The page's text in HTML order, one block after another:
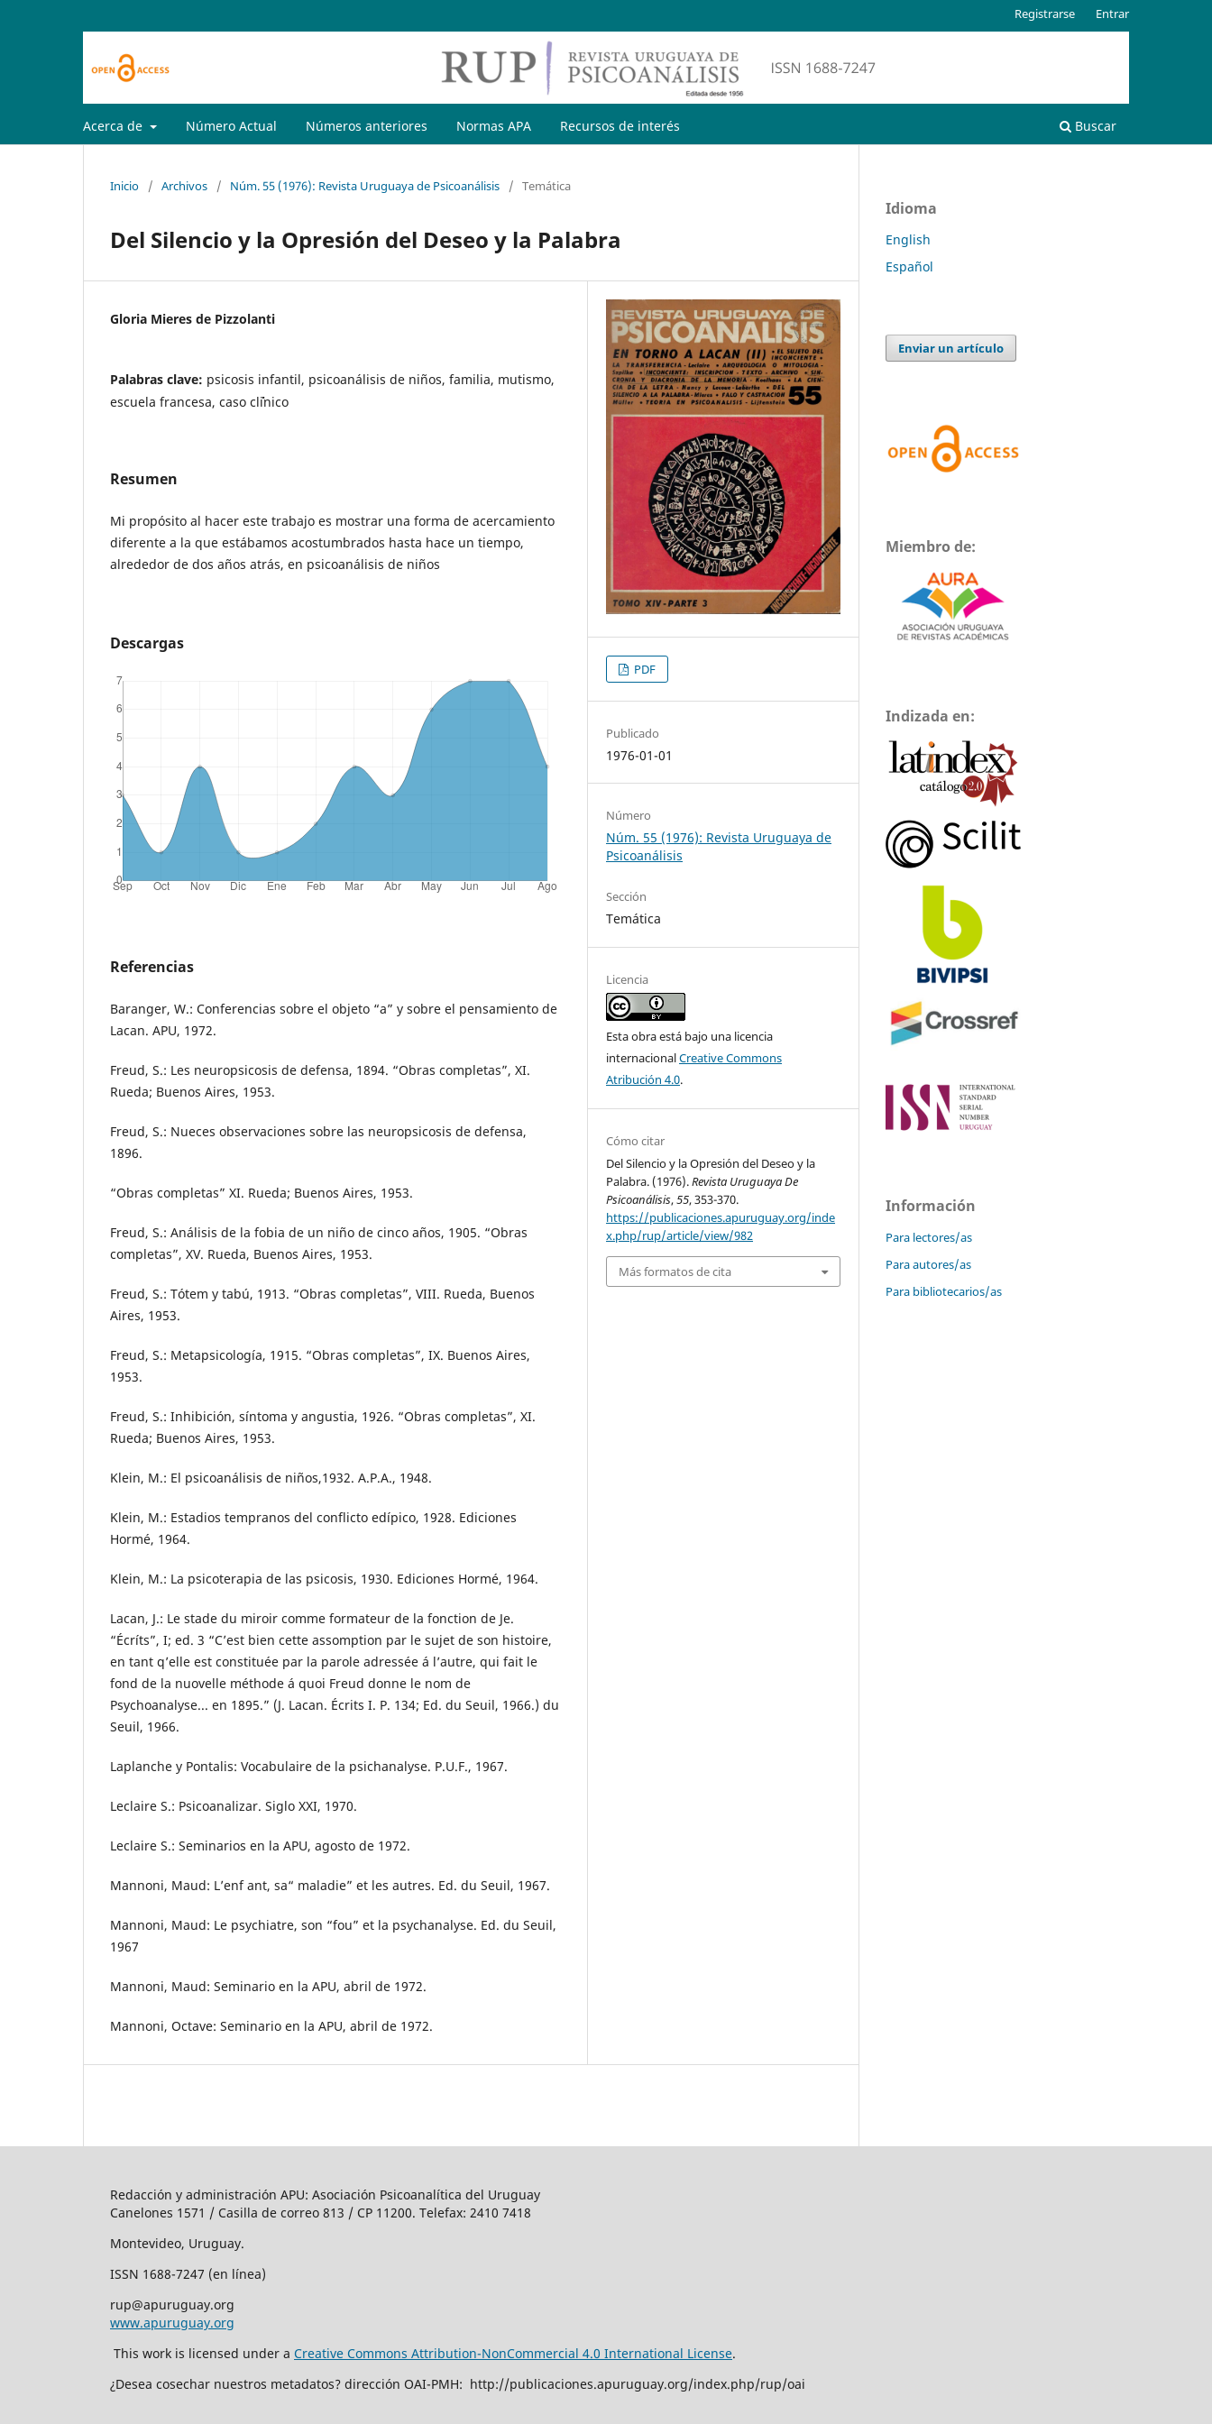
Acerca de Número Actual Números anteriores Normas APA Recursos de interés Buscar
Registrarse Entrar
Inicio / Archivos / Núm. 55 (1976): Revista Uruguaya de Psicoanálisis / Temática
Del Silencio y la Opresión del Deseo y la Palabra
Gloria Mieres de Pizzolanti
Palabras clave: psicosis infantil, psicoanálisis de niños, familia, mutismo,
escuela francesa, caso cl`´inico
Resumen
Mi propósito al hacer este trabajo es mostrar una forma de acercamiento
diferente a la que estábamos acostumbrados hasta hace un tiempo,
alrededor de dos años atrás, en psicoanálisis de niños
Descargas
Referencias
Baranger, W.: Conferencias sobre el objeto “a” y sobre el pensamiento de
Lacan. APU, 1972.
Freud, S.: Les neuropsicosis de defensa, 1894. “Obras completas”, XI.
Rueda; Buenos Aires, 1953.
Freud, S.: Nueces observaciones sobre las neuropsicosis de defensa,
1896.
“Obras completas” XI. Rueda; Buenos Aires, 1953.
Freud, S.: Análisis de la fobia de un niño de cinco años, 1905. “Obras
completas”, XV. Rueda, Buenos Aires, 1953.
Freud, S.: Tótem y tabú, 1913. “Obras completas”, VIII. Rueda, Buenos
Aires, 1953.
Freud, S.: Metapsicología, 1915. “Obras completas”, IX. Buenos Aires,
1953.
Freud, S.: Inhibición, síntoma y angustia, 1926. “Obras completas”, XI.
Rueda; Buenos Aires, 1953.
Klein, M.: El psicoanálisis de niños,1932. A.P.A., 1948.
Klein, M.: Estadios tempranos del conflicto edípico, 1928. Ediciones
Hormé, 1964.
Klein, M.: La psicoterapia de las psicosis, 1930. Ediciones Hormé, 1964.
Lacan, J.: Le stade du miroir comme formateur de la fonction de Je.
“Écríts”, I; ed. 3 “C’est bien cette assomption par le sujet de son histoire,
en tant q’elle est constituée par la parole adressée á l’autre, qui fait le
fond de la nuovelle méthode á quoi Freud donne le nom de
Psychoanalyse... en 1895.” (J. Lacan. Écrits I. P. 134; Ed. du Seuil, 1966.) du
Seuil, 1966.
Laplanche y Pontalis: Vocabulaire de la psichanalyse. P.U.F., 1967.
Leclaire S.: Psicoanalizar. Siglo XXI, 1970.
Leclaire S.: Seminarios en la APU, agosto de 1972.
Mannoni, Maud: L’enf ant, sa“ maladie” et les autres. Ed. du Seuil, 1967.
Mannoni, Maud: Le psychiatre, son “fou” et la psychanalyse. Ed. du Seuil,
1967
Mannoni, Maud: Seminario en la APU, abril de 1972.
Mannoni, Octave: Seminario en la APU, abril de 1972.
PDF
Publicado
1976-01-01
Número
Núm. 55 (1976): Revista Uruguaya de
Psicoanálisis
Sección
Temática
Licencia
Esta obra está bajo una licencia
internacionalCreative Commons
Atribución 4.0.
Cómo citar
Del Silencio y la Opresión del Deseo y la
Palabra. (1976).Revista Uruguaya De
Psicoanálisis,55, 353-370.
https://publicaciones.apuruguay.org/inde
x.php/rup/article/view/982
Más formatos de cita
Idioma
English
Español
Enviar un artículo
Miembro de:
Indizada en:
Información
Para lectores/as
Para autores/as
Para bibliotecarios/as
Redacción y administración APU: Asociación Psicoanalítica del Uruguay
Canelones 1571 / Casilla de correo 813 / CP 11200. Telefax: 2410 7418
Montevideo, Uruguay.
ISSN 1688-7247 (en línea)
rup@apuruguay.org
www.apuruguay.org
This work is licensed under a Creative Commons Attribution-NonCommercial 4.0 International License.
¿Desea cosechar nuestros metadatos? dirección OAI-PMH: http://publicaciones.apuruguay.org/index.php/rup/oai